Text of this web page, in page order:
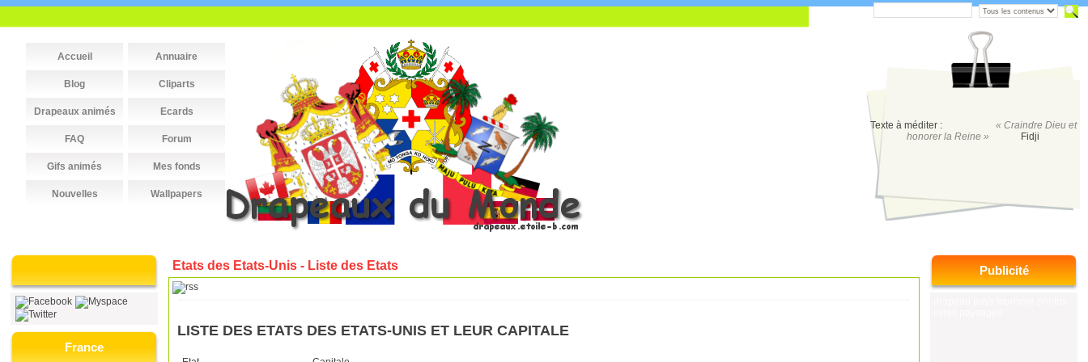
Accueil Annuaire
Blog Cliparts
Drapeaux animés Ecards
FAQ Forum
Gifs animés Mes fonds
Nouvelles Wallpapers
Texte à méditer :
« Craindre Dieu et
honorer la Reine »
Fidji
France
Etats des Etats-Unis - Liste des Etats
LISTE DES ETATS DES ETATS-UNIS ET LEUR CAPITALE
Publicité